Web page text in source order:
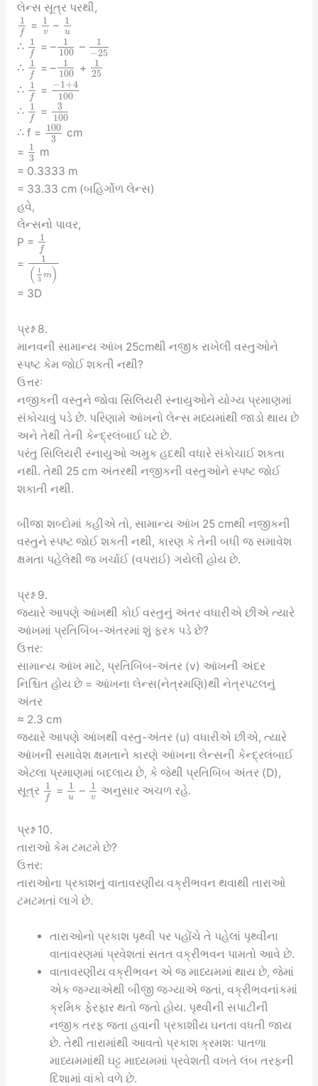
લેન્સ સૂત્ર પરથી,
1
f
= 1
v – 1
u
∴ 1
f
= –
1
100 –
1
−25
∴ 1
f
= –
1
100 +
1
25
∴ 1
f
= −1+4
100
∴ 1
f
=
3
100
∴ f = 100
3
cm
= 1
3 m
= 0.3333 m
= 33.33 cm (બહિર્ગોળ લેન્સ)
હવે,
લેન્સનો પાવર,
P =
1
f
= 1
( 1
3
m)
= 3D
પ્રશ્ન 8.
માનવની સામાન્ય આંખ 25cmથી નજીક રાખેલી વસ્તુઓને
સ્પષ્ટ કેમ જોઈ શકતી નથી?
ઉત્તરઃ
નજીકની વસ્તુને જોવા સિલિયરી સ્નાયુઓને યોગ્ય પ્રમાણમાં
સંકોચાવું પડે છે. પરિણામે આંખનો લેન્સ મધ્યમાંથી જાડો થાય છે
અને તેથી તેની કેન્દ્રલંબાઈ ઘટે છે.
પરંતુ સિલિયરી સ્નાયુઓ અમુક હદથી વધારે સંકોચાઈ શકતા
નથી. તેથી 25 cm અંતરથી નજીકની વસ્તુઓને સ્પષ્ટ જોઈ
શકાતી નથી.
બીજા શબ્દોમાં કહીએ તો, સામાન્ય આંખ 25 cmથી નજીકની
વસ્તુને સ્પષ્ટ જોઈ શકતી નથી, કારણ કે તેની બધી જ સમાવેશ
ક્ષમતા પહેલેથી જ ખર્ચાઈ (વપરાઈ) ગયેલી હોય છે.
પ્રશ્ન 9.
જ્યારે આપણે આંખથી કોઈ વસ્તુનું અંતર વધારીએ છીએ ત્યારે
આંખમાં પ્રતિબિંબ-અંતરમાં શું ફરક પડે છે?
ઉત્તર:
સામાન્ય આંખ માટે, પ્રતિબિંબ-અંતર (v) આંખની અંદર
નિશ્ચિત હોય છે = આંખના લેન્સ(નેત્રમણિ)થી નેત્રપટલનું
અંતર
≈ 2.3 cm
જ્યારે આપણે આંખથી વસ્તુ-અંતર (u) વધારીએ છીએ, ત્યારે
આંખની સમાવેશ ક્ષમતાને કારણે આંખના લેન્સની કેન્દ્રલંબાઈ
એટલા પ્રમાણમાં બદલાય છે, કે જેથી પ્રતિબિંબ અંતર (D),
સૂત્ર
1
f
= 1
u – 1
v અનુસાર અચળ રહે.
પ્રશ્ન 10.
તારાઓ કેમ ટમટમે છે?
ઉત્તર:
તારાઓના પ્રકાશનું વાતાવરણીય વક્રીભવન થવાથી તારાઓ
ટમટમતાં લાગે છે.
તારાઓનો પ્રકાશ પૃથ્વી પર પહોંચે તે પહેલાં પૃથ્વીના
વાતાવરણમાં પ્રવેશતાં સતત વક્રીભવન પામતો આવે છે.
વાતાવરણીય વક્રીભવન એ જ માધ્યમમાં થાય છે, જેમાં
એક જગ્યાએથી બીજી જગ્યાએ જતાં, વક્રીભવનાંકમાં
ક્રમિક ફેરફાર થતો જતો હોય. પૃથ્વીની સપાટીની
નજીક તરફ જતા હવાની પ્રકાશીય ઘનતા વધતી જાય
છે. તેથી તારામાંથી આવતો પ્રકાશ ક્રમશઃ પાતળા
માધ્યમમાંથી ઘટ્ટ માધ્યમમાં પ્રવેશતી વખતે લંબ તરફની
દિશામાં વાંકો વળે છે.